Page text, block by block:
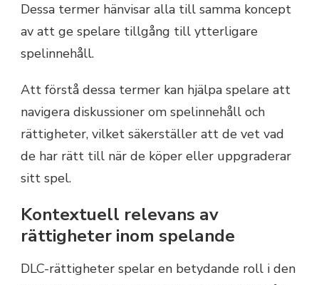
Dessa termer hänvisar alla till samma koncept
av att ge spelare tillgång till ytterligare
spelinnehåll.
Att förstå dessa termer kan hjälpa spelare att
navigera diskussioner om spelinnehåll och
rättigheter, vilket säkerställer att de vet vad
de har rätt till när de köper eller uppgraderar
sitt spel.
Kontextuell relevans av
rättigheter inom spelande
DLC-rättigheter spelar en betydande roll i den